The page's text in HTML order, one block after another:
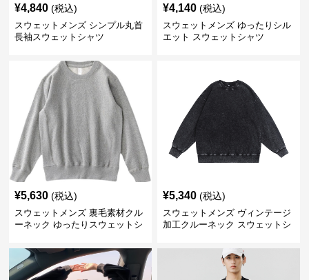
¥4,840 (税込)
スウェットメンズ シンプル丸首
長袖スウェットシャツ
¥4,140 (税込)
スウェットメンズ ゆったりシル
エット スウェットシャツ
¥5,630 (税込)
スウェットメンズ 裏毛素材クル
ーネック ゆったりスウェットシ
¥5,340 (税込)
スウェットメンズ ヴィンテージ
加工クルーネック スウェットシ